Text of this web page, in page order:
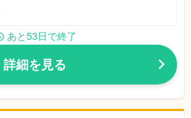
あと53日で終了
詳細を見る